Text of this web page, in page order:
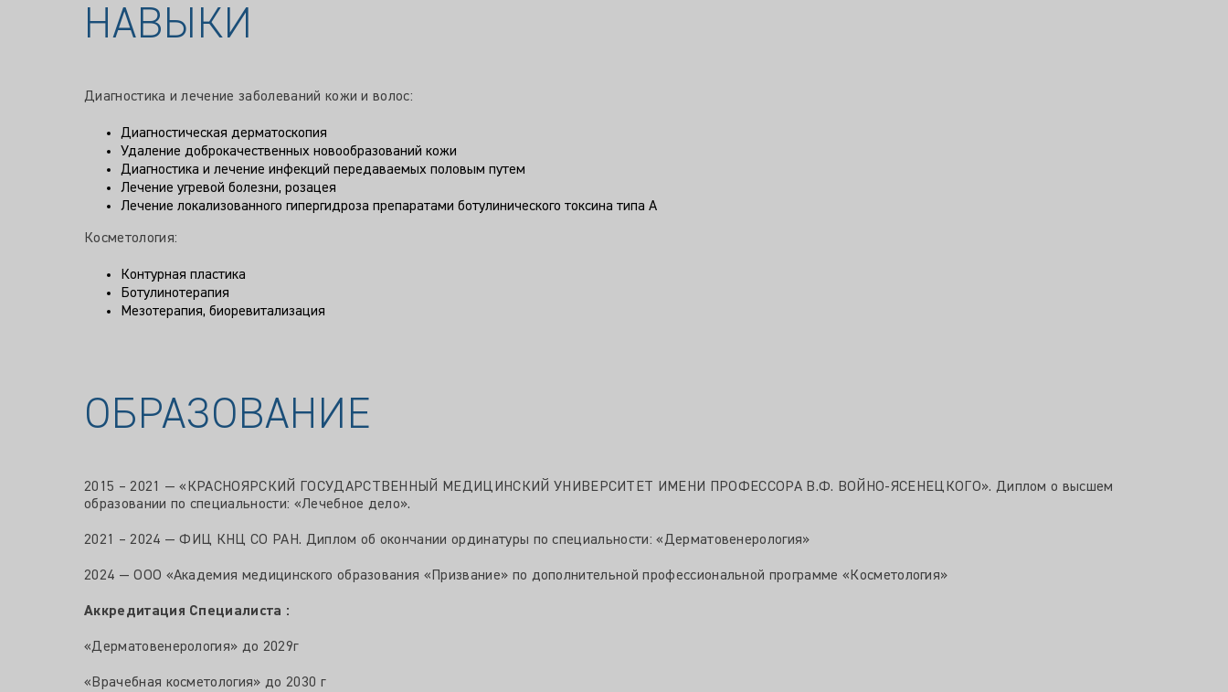
НАВЫКИ
Диагностика и лечение заболеваний кожи и волос:
Диагностическая дерматоскопия
Удаление доброкачественных новообразований кожи
Диагностика и лечение инфекций передаваемых половым путем
Лечение угревой болезни, розацея
Лечение локализованного гипергидроза препаратами ботулинического токсина типа А
Косметология:
Контурная пластика
Ботулинотерапия
Мезотерапия, биоревитализация
ОБРАЗОВАНИЕ
2015 – 2021 — «КРАСНОЯРСКИЙ ГОСУДАРСТВЕННЫЙ МЕДИЦИНСКИЙ УНИВЕРСИТЕТ ИМЕНИ ПРОФЕССОРА В.Ф. ВОЙНО-ЯСЕНЕЦКОГО». Диплом о высшем
образовании по специальности: «Лечебное дело».
2021 – 2024 — ФИЦ КНЦ СО РАН. Диплом об окончании ординатуры по специальности: «Дерматовенерология»
2024 — ООО «Академия медицинского образования «Призвание» по дополнительной профессиональной программе «Косметология»
Аккредитация Специалиста :
«Дерматовенерология» до 2029г
«Врачебная косметология» до 2030 г